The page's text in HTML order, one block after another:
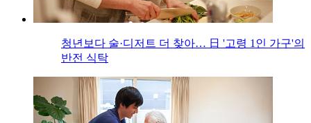
청년보다 술·디저트 더 찾아… 日 '고령 1인 가구'의
반전 식탁